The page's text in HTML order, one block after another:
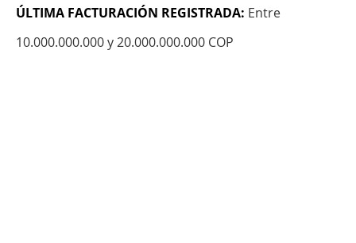
ÚLTIMA FACTURACIÓN REGISTRADA: Entre
10.000.000.000 y 20.000.000.000 COP